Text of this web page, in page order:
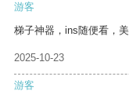
游客
梯子神器，ins随便看，美
2025-10-23
游客